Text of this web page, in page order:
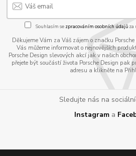
Souhlasím se zpracováním osobních údajůza
Děkujeme Vám za Váš zájem o značku
Vás můžeme informovat o nejnovějších
Porsche Design slevových akcí jak v našich
přejete být součástí života Porsche Design pak
adresu a klikněte na
Sledujte nás na
Instagram a